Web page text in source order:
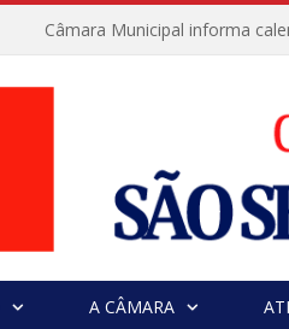
Câmara Municipal informa
A CÂMARA